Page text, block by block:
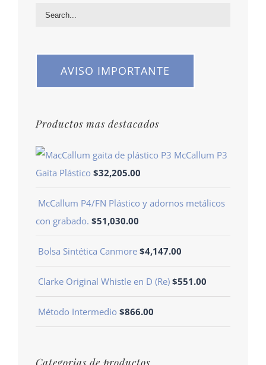
AVISO IMPORTANTE
Productos mas destacados
McCallum P3
Gaita Plástico $32,205.00
McCallum P4/FN Plástico y adornos metálicos
con grabado. $51,030.00
Bolsa Sintética Canmore $4,147.00
Clarke Original Whistle en D (Re) $551.00
Método Intermedio $866.00
Categorias de productos